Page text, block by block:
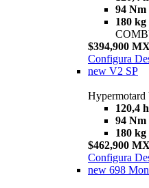
94 Nm
180 kg
$394,900
Configura
new V2 SP
Hypermotard
120,4
94 Nm
180 kg
$462,900
Configura
new 698